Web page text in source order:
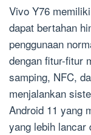
Vivo Y76
dapat bertahan
penggunaan
dengan fitur-fitur
samping, NFC,
menjalankan
Android 11 yang
yang lebih lancar